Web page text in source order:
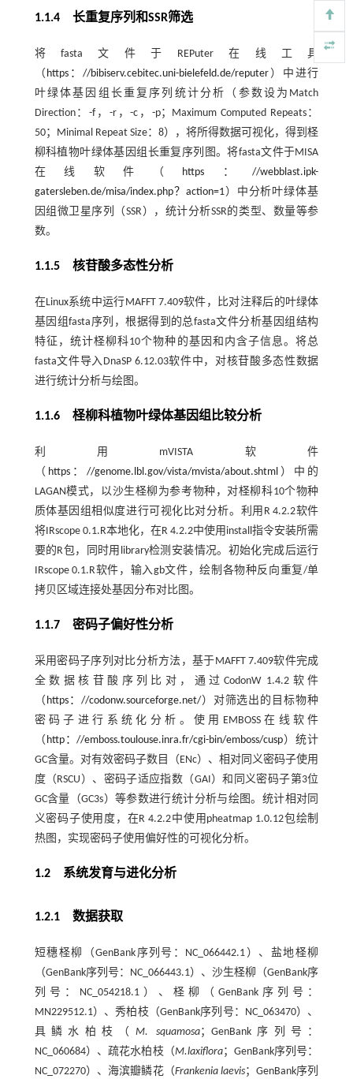
1.1.4 长重复序列和SSR筛选
将fasta文件于REPuter在线工具
（ https：//bibiserv.cebitec.uni-bielefeld.de/reputer ）中进行
叶绿体基因组长重复序列统计分析（参数设为Match
Direction：-f，-r，-c，-p；Maximum Computed Repeats：
50；Minimal Repeat Size：8），将所得数据可视化，得到柽
柳科植物叶绿体基因组长重复序列图。将fasta文件于MISA
在线软件（ https：//webblast.ipk-
gatersleben.de/misa/index.php？action=1）中分析叶绿体基
因组微卫星序列（SSR），统计分析SSR的类型、数量等参
数。
1.1.5 核苷酸多态性分析
在Linux系统中运行MAFFT 7.409软件，比对注释后的叶绿体
基因组fasta序列，根据得到的总fasta文件分析基因组结构
特征，统计柽柳科10个物种的基因和内含子信息。将总
fasta文件导入DnaSP 6.12.03软件中，对核苷酸多态性数据
进行统计分析与绘图。
1.1.6 柽柳科植物叶绿体基因组比较分析
利用mVISTA软件
（ https：//genome.lbl.gov/vista/mvista/about.shtml）中的
LAGAN模式，以沙生柽柳为参考物种，对柽柳科10个物种
质体基因组相似度进行可视化比对分析。利用R 4.2.2软件
将IRscope 0.1.R本地化，在R 4.2.2中使用install指令安装所需
要的R包，同时用library检测安装情况。初始化完成后运行
IRscope 0.1.R软件，输入gb文件，绘制各物种反向重复/单
拷贝区域连接处基因分布对比图。
1.1.7 密码子偏好性分析
采用密码子序列对比分析方法，基于MAFFT 7.409软件完成
全数据核苷酸序列比对，通过CodonW 1.4.2软件
（ https：//codonw.sourceforge.net/）对筛选出的目标物种
密码子进行系统化分析。使用EMBOSS在线软件
（ http：//emboss.toulouse.inra.fr/cgi-bin/emboss/cusp）统计
GC含量。对有效密码子数目（ENc）、相对同义密码子使用
度（RSCU）、密码子适应指数（GAI）和同义密码子第3位
GC含量（GC3s）等参数进行统计分析与绘图。统计相对同
义密码子使用度，在R 4.2.2中使用pheatmap 1.0.12包绘制
热图，实现密码子使用偏好性的可视化分析。
1.2系统发育与进化分析
1.2.1 数据获取
短穗柽柳（GenBank序列号：NC_066442.1）、盐地柽柳
（GenBank序列号：NC_066443.1）、沙生柽柳（GenBank序
列号：NC_054218.1）、柽柳（GenBank序列号：
MN229512.1）、秀柏枝（GenBank序列号：NC_063470）、
具鳞水柏枝（ M. squamosa；GenBank序列号：
NC_060684）、疏花水柏枝（M.laxiflora；GenBank序列号：
NC_072270）、海滨瓣鳞花（Frankenia laevis；GenBank序列